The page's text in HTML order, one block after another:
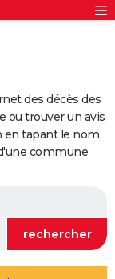
des décès des
ou trouver un avis
en tapant le nom
commune